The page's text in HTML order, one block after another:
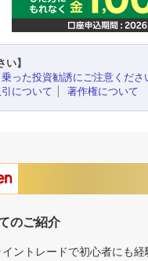
い】
乗った投資勧誘にご注意くださ
について
著作権について
のご紹介
ントレードで初心者にも